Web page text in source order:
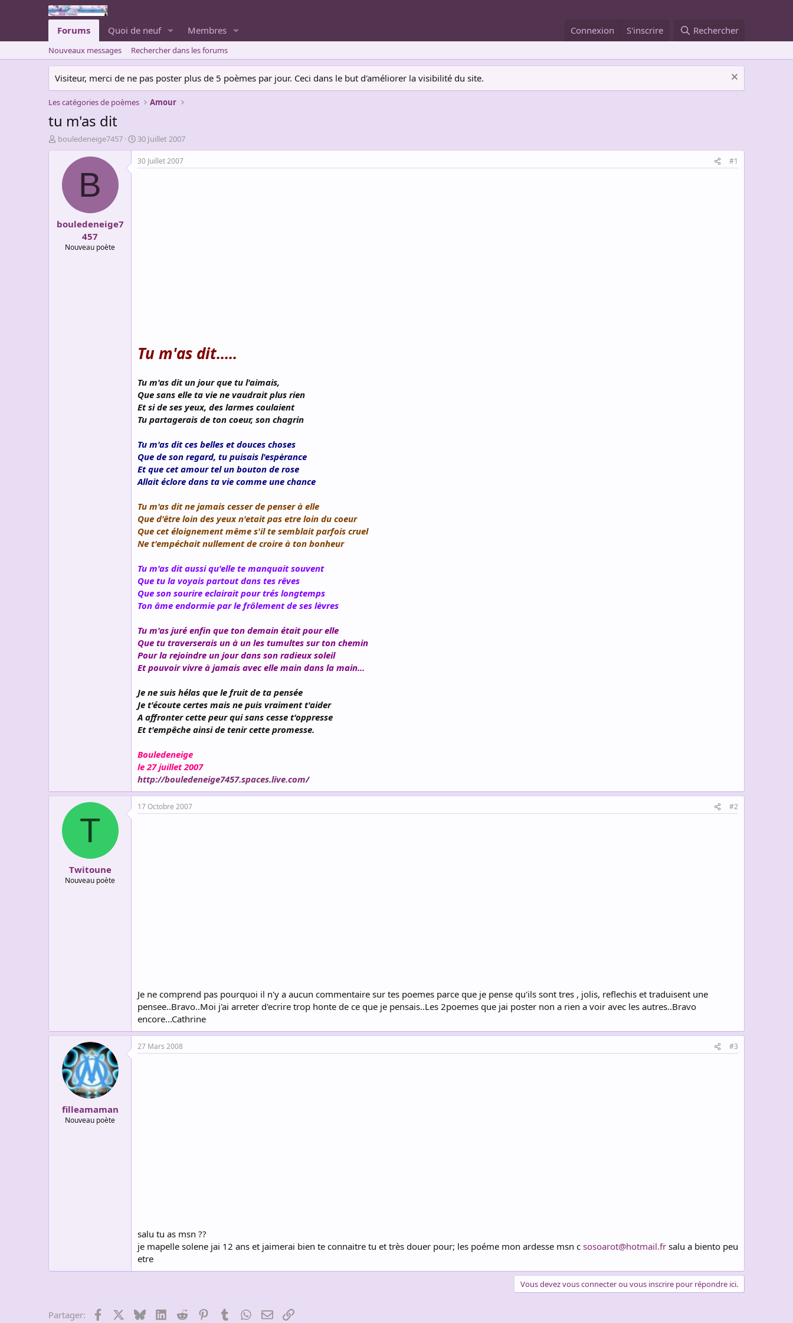
Forums Quoi de neuf Membres Connexion S'inscrire Rechercher
Nouveaux messages Rechercher dans les forums
Visiteur, merci de ne pas poster plus de 5 poèmes par jour. Ceci dans le but d'améliorer la visibilité du site.
Les catégories de poèmes Amour
tu m'as dit
A
u
l
bouledeneige7457
D
a
t
e
30 Juillet 2007
B
bouledeneige7
457
Nouveau poète
30 Juillet 2007 #1
Tu m'as dit.....
Tu m'as dit un jour que tu l'aimais,
Que sans elle ta vie ne vaudrait plus rien
Et si de ses yeux, des larmes coulaient
Tu partagerais de ton coeur, son chagrin
Tu m'as dit ces belles et douces choses
Que de son regard, tu puisais l'espèrance
Et que cet amour tel un bouton de rose
Allait éclore dans ta vie comme une chance
Tu m'as dit ne jamais cesser de penser à elle
Que d'être loin des yeux n'etait pas etre loin du coeur
Que cet éloignement même s'il te semblait parfois cruel
Ne t'empéchait nullement de croire à ton bonheur
Tu m'as dit aussi qu'elle te manquait souvent
Que tu la voyais partout dans tes rêves
Que son sourire eclairait pour trés longtemps
Ton âme endormie par le frôlement de ses lèvres
Tu m'as juré enfin que ton demain était pour elle
Que tu traverserais un à un les tumultes sur ton chemin
Pour la rejoindre un jour dans son radieux soleil
Et pouvoir vivre à jamais avec elle main dans la main...
Je ne suis hélas que le fruit de ta pensée
Je t'écoute certes mais ne puis vraiment t'aider
A affronter cette peur qui sans cesse t'oppresse
Et t'empêche ainsi de tenir cette promesse.
Bouledeneige
le 27 juillet 2007
http://bouledeneige7457.spaces.live.com/
T
Twitoune
Nouveau poète
17 Octobre 2007 #2
Je ne comprend pas pourquoi il n'y a aucun commentaire sur tes poemes parce que je pense qu'ils sont tres , jolis, reflechis et traduisent une
pensee..Bravo..Moi j'ai arreter d'ecrire trop honte de ce que je pensais..Les 2poemes que jai poster non a rien a voir avec les autres..Bravo
encore...Cathrine
filleamaman
Nouveau poète
27 Mars 2008 #3
salu tu as msn ??
je mapelle solene jai 12 ans et jaimerai bien te connaitre tu et très douer pour; les poéme mon ardesse msn c sosoarot@hotmail.fr salu a biento peu
etre
Vous devez vous connecter ou vous inscrire pour répondre ici.
Partager: Facebook BlueskyLinkedInReddit PinterestTumblrWhatsApp
EmailLien